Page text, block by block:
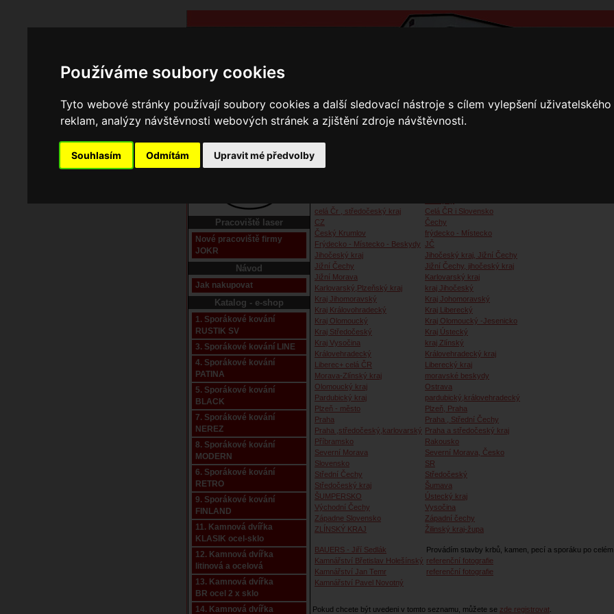
Používáme soubory cookies
Tyto webové stránky používají soubory cookies a další sledovací nástroje s cílem vylepšení
reklam, analýzy návštěvnosti webových stránek a zjištění zdroje návštěvnosti.
Souhlasím Odmítám Upravit mé předvolby
Domů Kontakty
Pracoviště laser
Nové pracoviště firmy
JOKR
Návod
Jak nakupovat
Katalog - e-shop
1. Sporákové kování
RUSTIK SV
3. Sporákové kování LINE
4. Sporákové kování
PATINA
5. Sporákové kování
BLACK
7. Sporákové kování
NEREZ
8. Sporákové kování
MODERN
6. Sporákové kování
RETRO
9. Sporákové kování
FINLAND
11. Kamnová dvířka
KLASIK ocel-sklo
12. Kamnová dvířka
litinová a ocelová
13. Kamnová dvířka
BR ocel 2 x sklo
14. Kamnová dvířka
celá Čr , středočeský kraj
Celá ČR i Slovensko
CZ
Čechy
Český Krumlov
frýdecko - Místecko
Frýdecko - Místecko - Beskydy JČ
Jihočeský kraj
Jihočeský kraj, Jižní Čechy
Jižní Čechy
Jižní Čechy, jihočeský kraj
Jižní Morava
Karlovarský kraj
Karlovarský,Plzeňský kraj
kraj Jihočeský
Kraj Jihomoravský
Kraj Johomoravský
Kraj Královohradecký
Kraj Liberecký
Kraj Olomoucký
Kraj Olomoucký -Jesenicko
Kraj Středočeský
Kraj Ústecký
Kraj Vysočina
kraj Zlínský
Královehradecký
Královehradecký kraj
Liberec+ celá ČR
Liberecký kraj
Morava-Zlínský kraj
moravské beskydy
Olomoucký kraj
Ostrava
Pardubický kraj
pardubický,královehradecký
Plzeň - město
Plzeň, Praha
Praha
Praha , Střední Čechy
Praha ,středočeský,karlovarský Praha a středočeský kraj
Příbramsko
Rakousko
Severní Morava
Severní Morava, Česko
Slovensko
SR
Střední Čechy
Středočeský
Středočeský kraj
Šumava
ŠUMPERSKO
Ústecký kraj
Východní Čechy
Vysočina
Západne Slovensko
Západní čechy
ZLÍNSKÝ KRAJ
Žilinský kraj-župa
BAUERS - Jiří Sedlák
Provádím stavby krbů, kamen, pecí a sporáku po
Kamnářství Břetislav Holešínský referenční fotografie
Kamnářství Jan Temr
referenční fotografie
Kamnářství Pavel Novotný
Pokud chcete být uvedeni v tomto seznamu, můžete se zde registrovat